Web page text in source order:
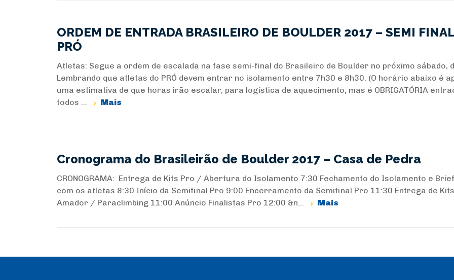
ORDEM DE ENTRADA BRASILEIRO DE BOULDER 2017 – SEMI FINAL
PRÓ
Atletas: Segue a ordem de escalada na fase semi-final do Brasileiro de Boulder no próximo sábado,
Lembrando que atletas do PRÓ devem entrar no isolamento entre 7h30 e 8h30. (O horário abaixo é
uma estimativa de que horas irão escalar, para logística de aquecimento, mas é OBRIGATÓRIA
todos ...
Mais
Cronograma do Brasileirão de Boulder 2017 – Casa de Pedra
CRONOGRAMA: Entrega de Kits Pro / Abertura do Isolamento 7:30 Fechamento do Isolamento e
com os atletas 8:30 Início da Semifinal Pro 9:00 Encerramento da Semifinal Pro 11:30 Entrega de Kits
Amador / Paraclimbing 11:00 Anúncio Finalistas Pro 12:00 &n...
Mais